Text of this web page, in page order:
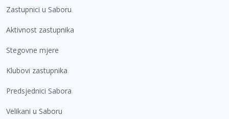
Zastupnici u Saboru
Aktivnost zastupnika
Stegovne mjere
Klubovi zastupnika
Predsjednici Sabora
Velikani u Saboru